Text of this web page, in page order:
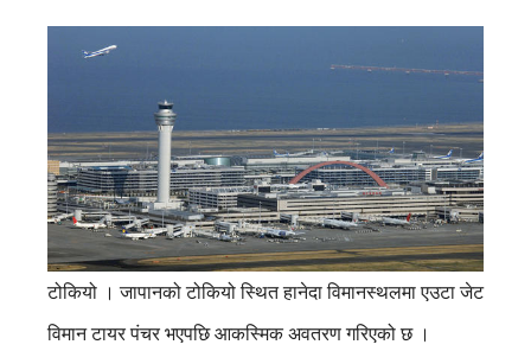
टोकियो । जापानको टोकियो स्थित हानेदा विमानस्थलमा एउटा जेट
विमान टायर पंचर भएपछि आकस्मिक अवतरण गरिएको छ ।